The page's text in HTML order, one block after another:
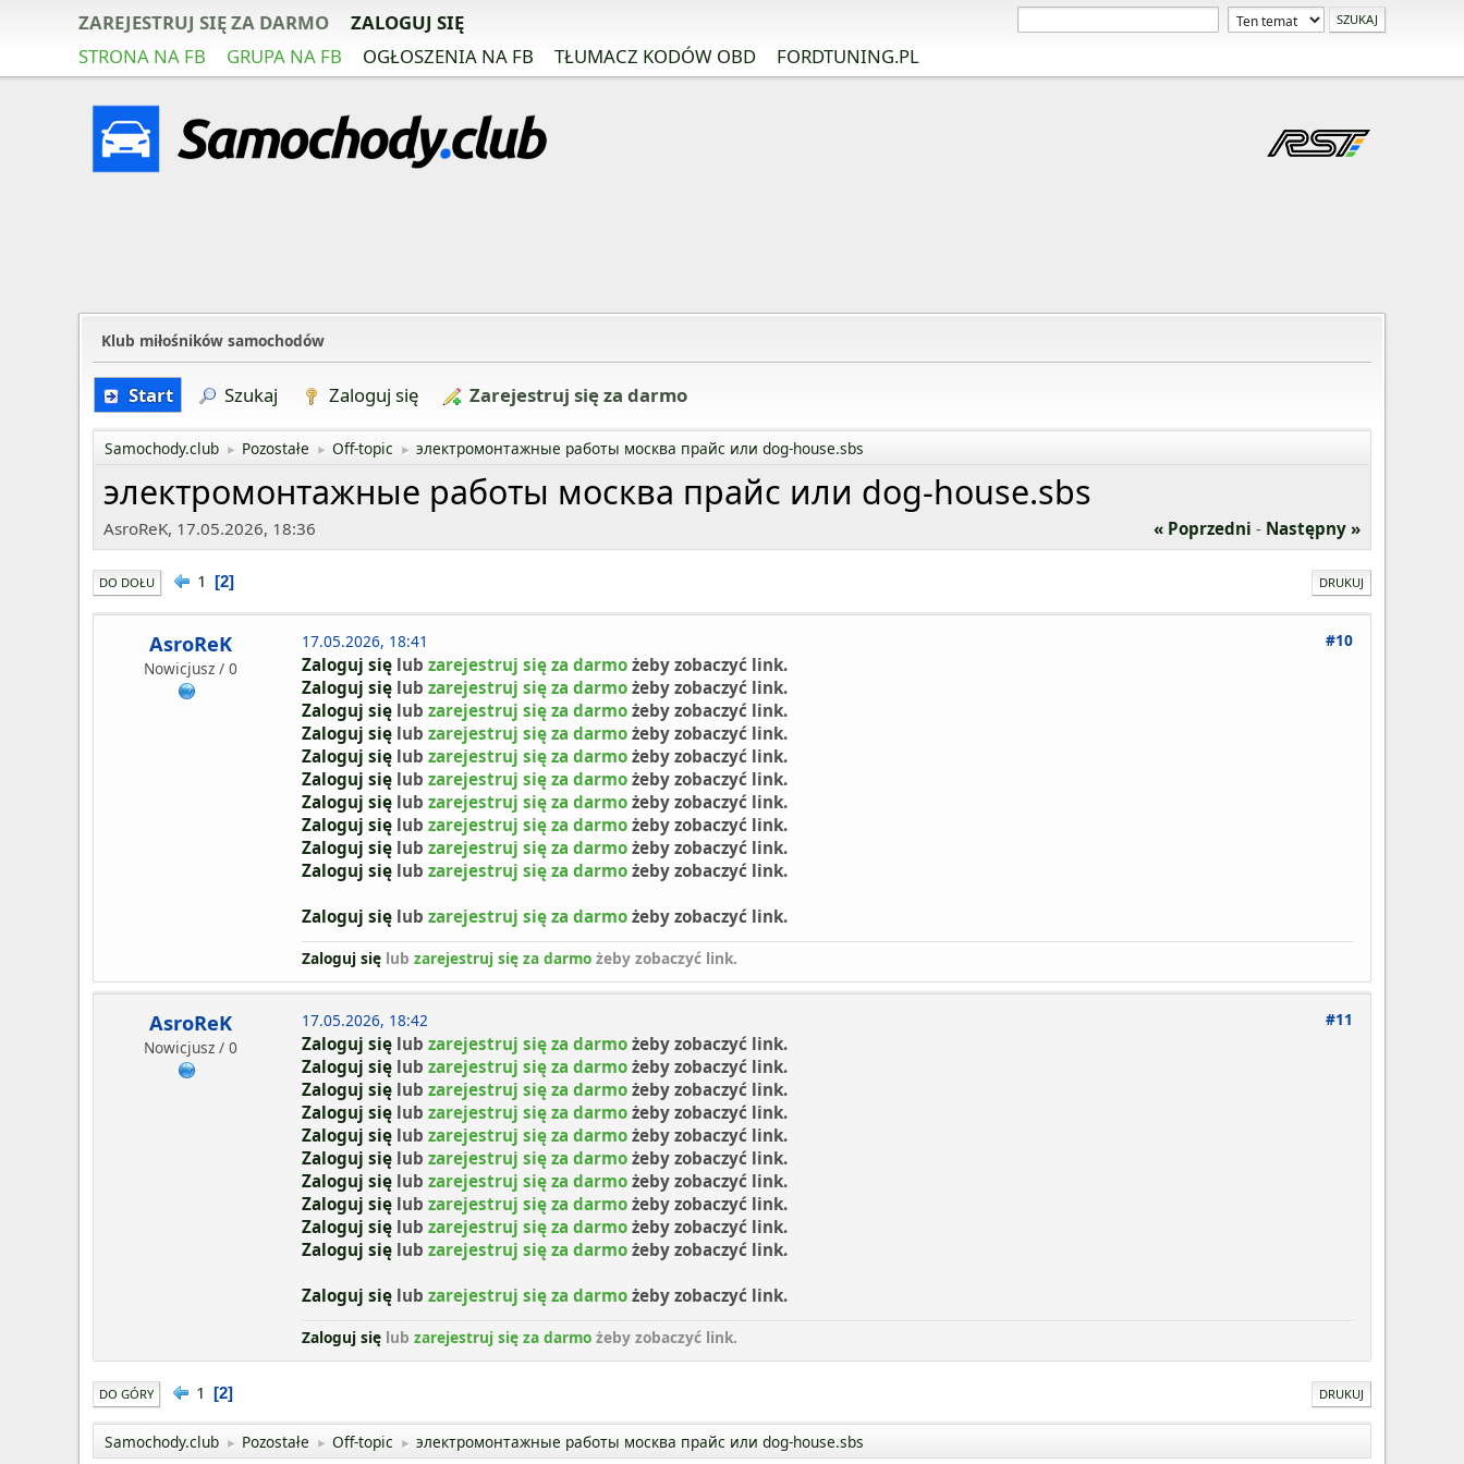
ZAREJESTRUJ SIĘ ZA DARMO
ZALOGUJ SIĘ
STRONA NA FB
GRUPA NA FB OGŁOSZENIA NA FB TŁUMACZ KODÓW OBD FORDTUNING.PL
Klub miłośników samochodów
Start Szukaj Zaloguj się Zarejestruj się za darmo
Samochody.club ► Pozostałe ► Off-topic ► электромонтажные работы москва прайс или dog-house.sbs
электромонтажные работы москва прайс или dog-house.sbs
AsroReK, 17.05.2026, 18:36 « Poprzedni - Następny »
DRUKUJ
DO DOŁU 1 2
AsroReK
Nowicjusz / 0
17.05.2026, 18:41 #10
Zaloguj się lub zarejestruj się za darmo żeby zobaczyć link.
Zaloguj się lub zarejestruj się za darmo żeby zobaczyć link.
Zaloguj się lub zarejestruj się za darmo żeby zobaczyć link.
Zaloguj się lub zarejestruj się za darmo żeby zobaczyć link.
Zaloguj się lub zarejestruj się za darmo żeby zobaczyć link.
Zaloguj się lub zarejestruj się za darmo żeby zobaczyć link.
Zaloguj się lub zarejestruj się za darmo żeby zobaczyć link.
Zaloguj się lub zarejestruj się za darmo żeby zobaczyć link.
Zaloguj się lub zarejestruj się za darmo żeby zobaczyć link.
Zaloguj się lub zarejestruj się za darmo żeby zobaczyć link.
Zaloguj się lub zarejestruj się za darmo żeby zobaczyć link.
Zaloguj się lub zarejestruj się za darmo żeby zobaczyć link.
AsroReK
Nowicjusz / 0
17.05.2026, 18:42 #11
Zaloguj się lub zarejestruj się za darmo żeby zobaczyć link.
Zaloguj się lub zarejestruj się za darmo żeby zobaczyć link.
Zaloguj się lub zarejestruj się za darmo żeby zobaczyć link.
Zaloguj się lub zarejestruj się za darmo żeby zobaczyć link.
Zaloguj się lub zarejestruj się za darmo żeby zobaczyć link.
Zaloguj się lub zarejestruj się za darmo żeby zobaczyć link.
Zaloguj się lub zarejestruj się za darmo żeby zobaczyć link.
Zaloguj się lub zarejestruj się za darmo żeby zobaczyć link.
Zaloguj się lub zarejestruj się za darmo żeby zobaczyć link.
Zaloguj się lub zarejestruj się za darmo żeby zobaczyć link.
Zaloguj się lub zarejestruj się za darmo żeby zobaczyć link.
Zaloguj się lub zarejestruj się za darmo żeby zobaczyć link.
DRUKUJ
DO GÓRY 1 2
Samochody.club ► Pozostałe ► Off-topic ► электромонтажные работы москва прайс или dog-house.sbs